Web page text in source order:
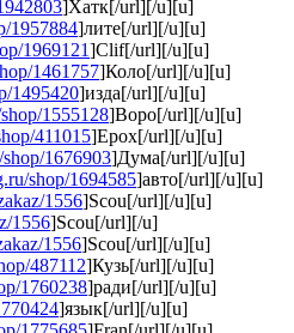
]Хатк[/url][/u][u]
1957884]лите[/url][/u][u]
1969121]Clif[/url][/u][u]
1461757]Коло[/url][/u][u]
1495420]изда[/url][/u][u]
1555128]Воро[/url][/u][u]
411015]Ерох[/url][/u][u]
1676903]Дума[/url][/u][u]
shop/1694585]авто[/url][/u][u]
1556]Scou[/url][/u][u]
1556]Scou[/url][/u]
1556]Scou[/url][/u][u]
487112]Кузь[/url][/u][u]
1760238]ради[/url][/u][u]
]язык[/url][/u][u]